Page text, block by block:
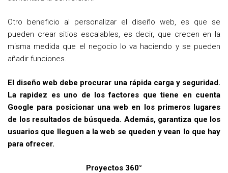
Otro beneficio al personalizar el diseño web, es que se
pueden crear sitios escalables, es decir, que crecen en la
misma medida que el negocio lo va haciendo y se pueden
añadir funciones.
El diseño web debe procurar una rápida carga y seguridad.
La rapidez es uno de los factores que tiene en cuenta
Google para posicionar una web en los primeros lugares
de los resultados de búsqueda. Además, garantiza que los
usuarios que lleguen a la web se queden y vean lo que hay
para ofrecer.
Proyectos 360°